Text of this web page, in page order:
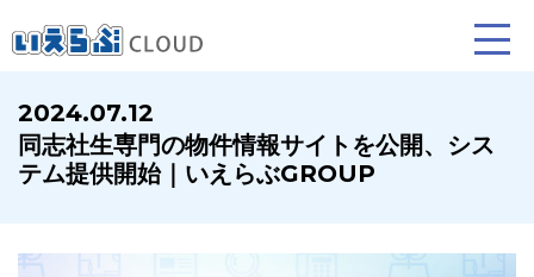
賃貸仲介 売買仲介
2024.07.12
同志社生専門の物件情報サイトを公開、シス
テム提供開始｜いえらぶGROUP